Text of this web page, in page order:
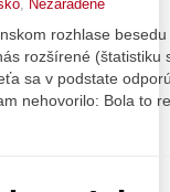
Nezaradené
rozhlase
rozšírené (štatistiku
sa v podstate
nehovorilo: Bola to